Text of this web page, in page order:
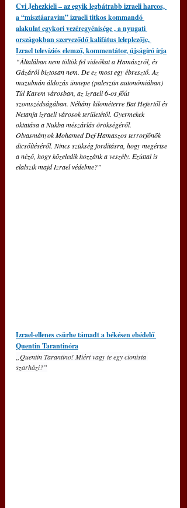
Cvi Jehezkieli – az egyik legbátrabb izraeli harcos,
a “misztáaravim” izraeli titkos kommandó
alakulat egykori vezéregyénisége , a nyugati
országokban szerveződő kalifátus leleplezője,
Izrael televíziós elemző, kommentátor, újságíró írja
“Általában nem töltök fel videókat a Hamászról, és
Gázáról biztosan nem. De ez most egy ébresztő. Az
muzulmán áldozás ünnepe (palesztin autonómiában)
Túl Karem városban, az izraeli 6-os főút
szomszédságában. Néhány kilométerre Bat Hefertől és
Netanja izraeli városok területétől. Gyermekek
oktatása a Nukba mészárlás örökségéről.
Olvasmányok Mohamed Def Hamaszos terrorfőnök
dicsőítéséről. Nincs szükség fordításra, hogy megértse
a néző, hogy közeledik hozzánk a veszély. Ezúttal is
elalszik majd Izrael védelme?”
Izrael-ellenes csürhe támadt a békésen ebédelő
Quentin Tarantinóra
„Quentin Tarantino! Miért vagy te egy cionista
szarházi?”